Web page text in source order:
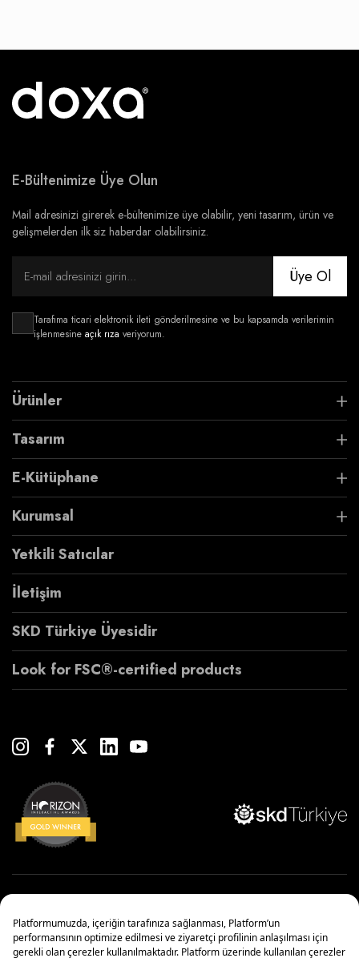
E-Bültenimize Üye Olun
Mail adresinizi girerek e-bültenimize üye olabilir, yeni tasarım, ürün ve
gelişmelerden ilk siz haberdar olabilirsiniz.
Üye Ol
Tarafıma ticari elektronik ileti gönderilmesine ve bu kapsamda verilerimin
işlenmesine açık rıza veriyorum.
Ürünler
Tasarım
E-Kütüphane
Kurumsal
Yetkili Satıcılar
İletişim
SKD Türkiye Üyesidir
Look for FSC®-certified products
Yönetim Sistemleri Politikası
Kişisel Verilerin Korunması